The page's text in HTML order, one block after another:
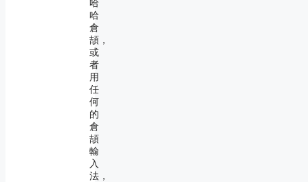
哈
哈
倉
頡，
或
者
用
任
何
的
倉
頡
輸
入
法，